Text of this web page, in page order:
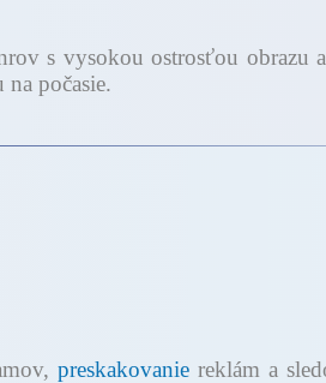
s vysokou ostrosťou obrazu
počasie.
preskakovaniereklám a